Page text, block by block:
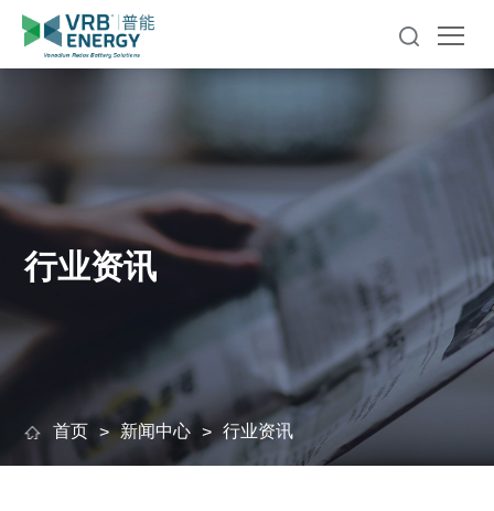
行业资讯
首页 > 新闻中心 > 行业资讯